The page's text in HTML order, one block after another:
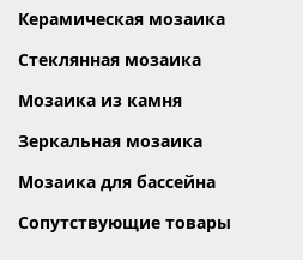
Керамическая мозаика
Стеклянная мозаика
Мозаика из камня
Зеркальная мозаика
Мозаика для бассейна
Сопутствующие товары